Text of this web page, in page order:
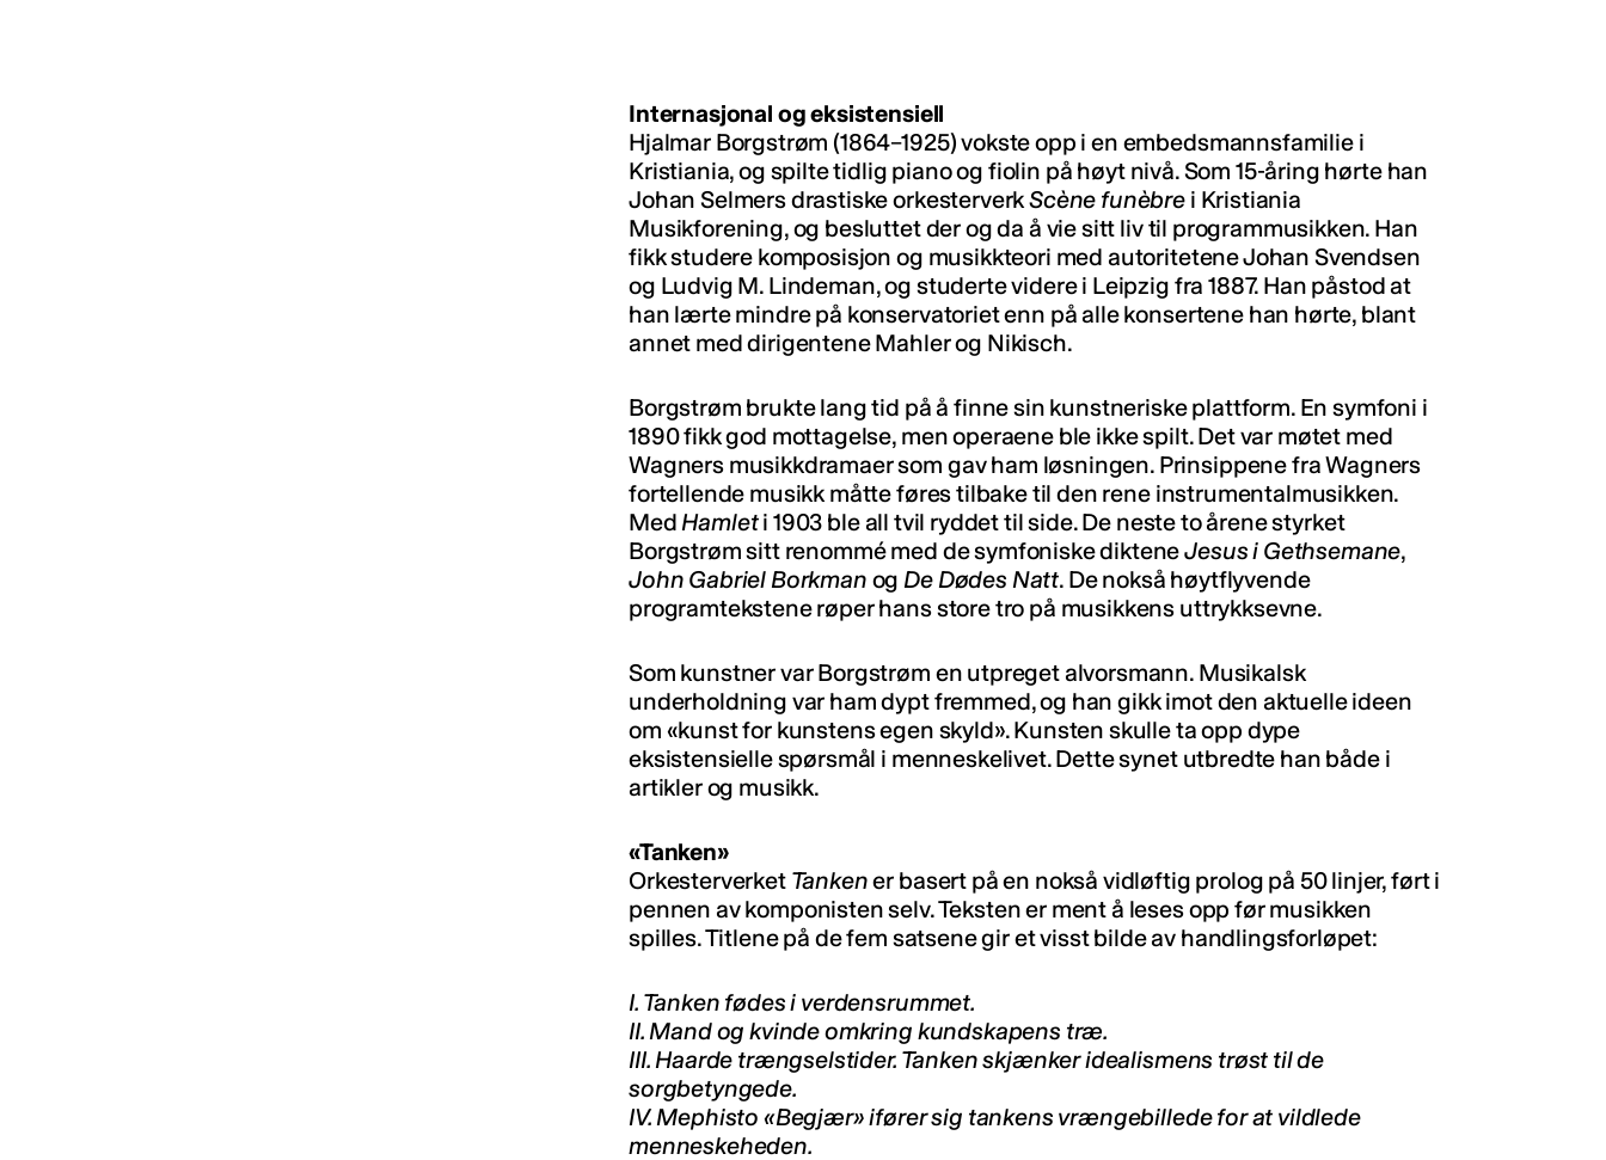
Internasjonal og eksistensiell
Hjalmar Borgstrøm (1864–1925) vokste opp i en embedsmannsfamilie i
Kristiania, og spilte tidlig piano og fiolin på høyt nivå. Som 15-åring hørte han
Johan Selmers drastiske orkesterverkScène funèbre i Kristiania
Musikforening, og besluttet der og da å vie sitt liv til programmusikken. Han
fikk studere komposisjon og musikkteori med autoritetene Johan Svendsen
og Ludvig M. Lindeman, og studerte videre i Leipzig fra 1887. Han påstod at
han lærte mindre på konservatoriet enn på alle konsertene han hørte, blant
annet med dirigentene Mahler og Nikisch.
Borgstrøm brukte lang tid på å finne sin kunstneriske plattform. En symfoni i
1890 fikk god mottagelse, men operaene ble ikke spilt. Det var møtet med
Wagners musikkdramaer som gav ham løsningen. Prinsippene fra Wagners
fortellende musikk måtte føres tilbake til den rene instrumentalmusikken.
MedHamleti 1903 ble all tvil ryddet til side. De neste to årene styrket
Borgstrøm sitt renommé med de symfoniske dikteneJesus i Gethsemane,
John Gabriel Borkman ogDe Dødes Natt. De nokså høytflyvende
programtekstene røper hans store tro på musikkens uttrykksevne.
Som kunstner var Borgstrøm en utpreget alvorsmann. Musikalsk
underholdning var ham dypt fremmed, og han gikk imot den aktuelle ideen
om «kunst for kunstens egen skyld». Kunsten skulle ta opp dype
eksistensielle spørsmål i menneskelivet. Dette synet utbredte han både i
artikler og musikk.
«Tanken»
Orkesterverket Tankener basert på en nokså vidløftig prolog på 50 linjer, ført i
pennen av komponisten selv. Teksten er ment å leses opp før musikken
spilles. Titlene på de fem satsene gir et visst bilde av handlingsforløpet:
I. Tanken fødes i verdensrummet.
II. Mand og kvinde omkring kundskapens træ.
III. Haarde trængselstider. Tanken skjænker idealismens trøst til de
sorgbetyngede.
IV. Mephisto «Begjær» ifører sig tankens vrængebillede for at vildlede
menneskeheden.